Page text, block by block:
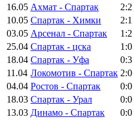
16.05 Ахмат - Спартак 2:2
10.05 Спартак - Химки 2:1
03.05 Арсенал - Спартак 1:2
25.04 Спартак - цска 1:0
18.04 Спартак - Уфа 0:3
11.04 Локомотив - Спартак 2:0
04.04 Ростов - Спартак 0:0
18.03 Спартак - Урал 0:0
13.03 Динамо - Спартак 0:0